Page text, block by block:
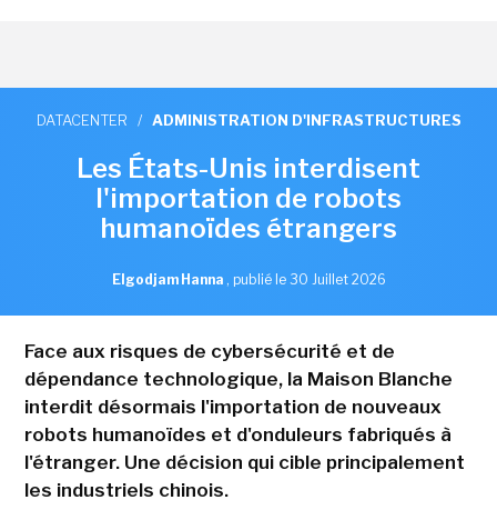
DATACENTER / ADMINISTRATION D'INFRASTRUCTURES
Les États-Unis interdisent
l'importation de robots
humanoïdes étrangers
Elgodjam Hanna , publié le 30 Juillet 2026
Face aux risques de cybersécurité et de
dépendance technologique, la Maison Blanche
interdit désormais l'importation de nouveaux
robots humanoïdes et d'onduleurs fabriqués à
l'étranger. Une décision qui cible principalement
les industriels chinois.